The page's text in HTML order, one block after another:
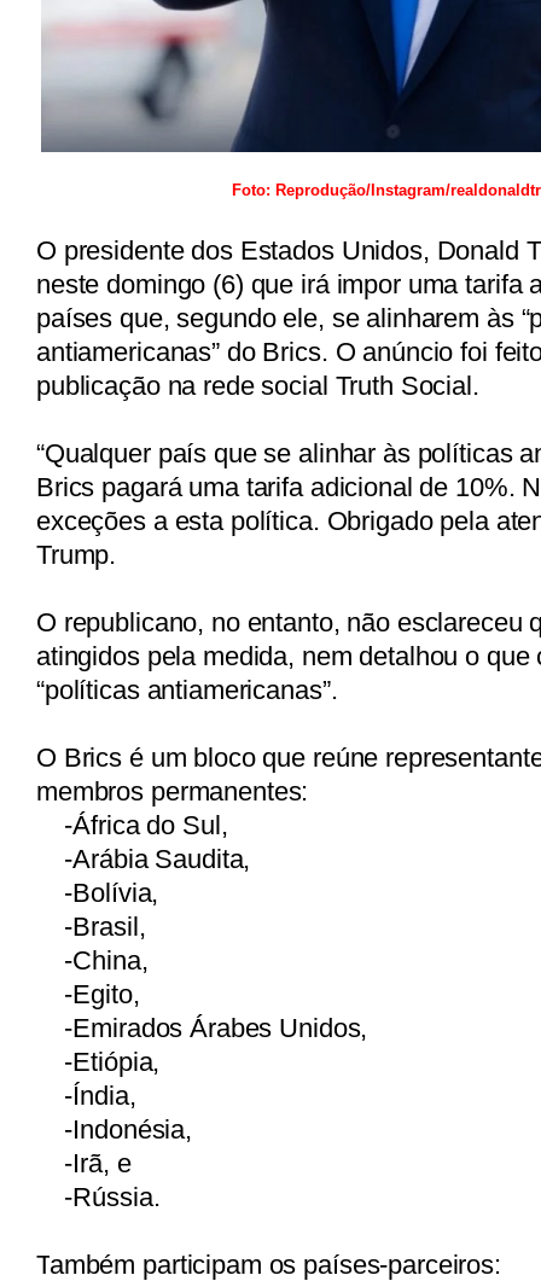
Foto: Reprodução/Instagram/
O presidente dos Estados Unidos, Donald
neste domingo (6) que irá impor uma tarifa
países que, segundo ele, se alinharem às
antiamericanas” do Brics. O anúncio foi
publicação na rede social Truth Social.
“Qualquer país que se alinhar às políticas
Brics pagará uma tarifa adicional de 10%.
exceções a esta política. Obrigado pela
Trump.
O republicano, no entanto, não esclareceu
atingidos pela medida, nem detalhou o que
“políticas antiamericanas”.
O Brics é um bloco que reúne
membros permanentes:
-África do Sul,
-Arábia Saudita,
-Bolívia,
-Brasil,
-China,
-Egito,
-Emirados Árabes Unidos,
-Etiópia,
-Índia,
-Indonésia,
-Irã, e
-Rússia.
Também participam os países-parceiros: